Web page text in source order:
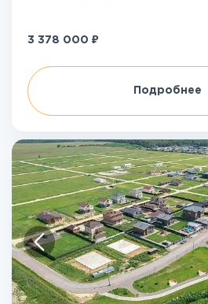
3 378 000 ₽
Подробнее